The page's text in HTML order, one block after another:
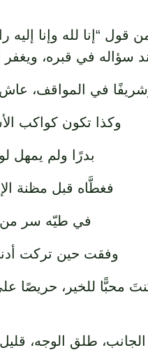
“إنا لله وإنا إليه
سؤاله في قبره،
في المواقف،
تكون كواكب
بدرًا ولم يمهل
قبل مظنة
في طيّه سر من
حين تركت
محبًّا للخير، حريصًا
طلق الوجه،